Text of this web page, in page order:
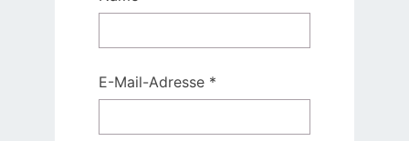
E-Mail-Adresse *